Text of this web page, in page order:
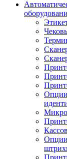
Опции
Опции